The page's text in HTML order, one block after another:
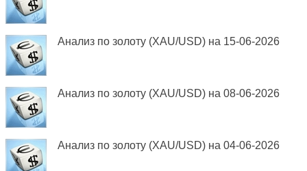
Анализ по золоту (XAU/USD) на 15-06-2026
Анализ по золоту (XAU/USD) на 08-06-2026
Анализ по золоту (XAU/USD) на 04-06-2026